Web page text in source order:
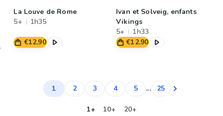
La Louve de Rome
5+
1h35
€12.90
Ivan et Solveig, enfants
Vikings
5+
1h33
€12.90
1 2 3 4 5 ... 25
1+ 10+ 20+